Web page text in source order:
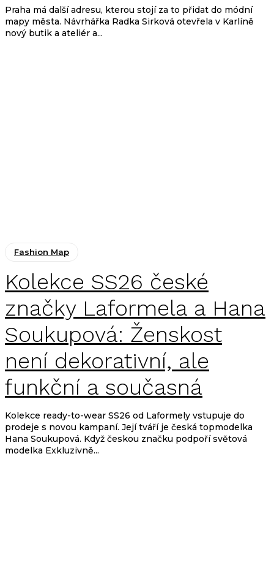
Praha má další adresu, kterou stojí za to přidat do módní
mapy města. Návrhářka Radka Sirková otevřela v Karlíně
nový butik a ateliér a...
Fashion Map
Kolekce SS26 české
značky Laformela a Hana
Soukupová: Ženskost
není dekorativní, ale
funkční a současná
Kolekce ready-to-wear SS26 od Laformely vstupuje do
prodeje s novou kampaní. Její tváří je česká topmodelka
Hana Soukupová. Když českou značku podpoří světová
modelka Exkluzivně...